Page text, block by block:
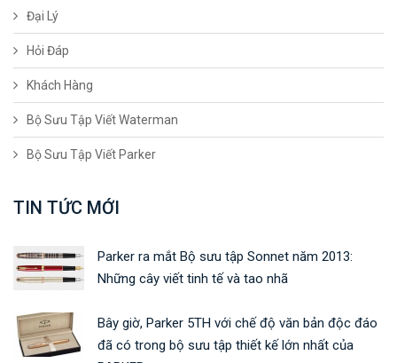
Đại Lý
Hỏi Đáp
Khách Hàng
Bộ Sưu Tập Viết Waterman
Bộ Sưu Tập Viết Parker
TIN TỨC MỚI
Parker ra mắt Bộ sưu tập Sonnet năm 2013:
Những cây viết tinh tế và tao nhã
Bây giờ, Parker 5TH với chế độ văn bản độc đáo
đã có trong bộ sưu tập thiết kế lớn nhất của